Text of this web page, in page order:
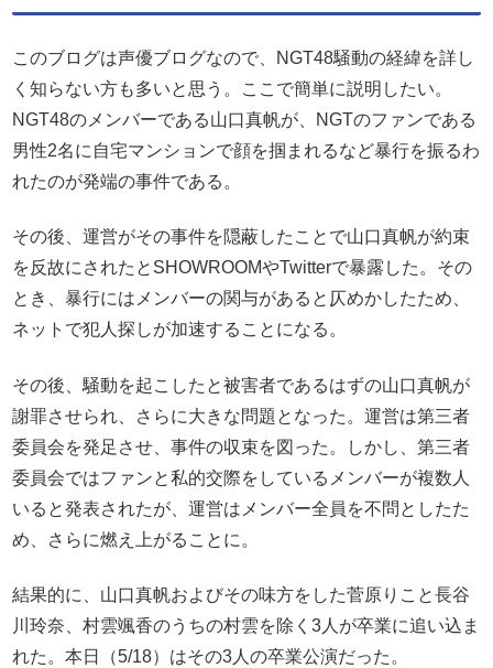
このブログは声優ブログなので、NGT48騒動の経緯を詳し
く知らない方も多いと思う。ここで簡単に説明したい。
NGT48のメンバーである山口真帆が、NGTのファンである
男性2名に自宅マンションで顔を掴まれるなど暴行を振るわ
れたのが発端の事件である。
その後、運営がその事件を隠蔽したことで山口真帆が約束
を反故にされたとSHOWROOMやTwitterで暴露した。その
とき、暴行にはメンバーの関与があると仄めかしたため、
ネットで犯人探しが加速することになる。
その後、騒動を起こしたと被害者であるはずの山口真帆が
謝罪させられ、さらに大きな問題となった。運営は第三者
委員会を発足させ、事件の収束を図った。しかし、第三者
委員会ではファンと私的交際をしているメンバーが複数人
いると発表されたが、運営はメンバー全員を不問としたた
め、さらに燃え上がることに。
結果的に、山口真帆およびその味方をした菅原りこと長谷
川玲奈、村雲颯香のうちの村雲を除く3人が卒業に追い込ま
れた。本日（5/18）はその3人の卒業公演だった。